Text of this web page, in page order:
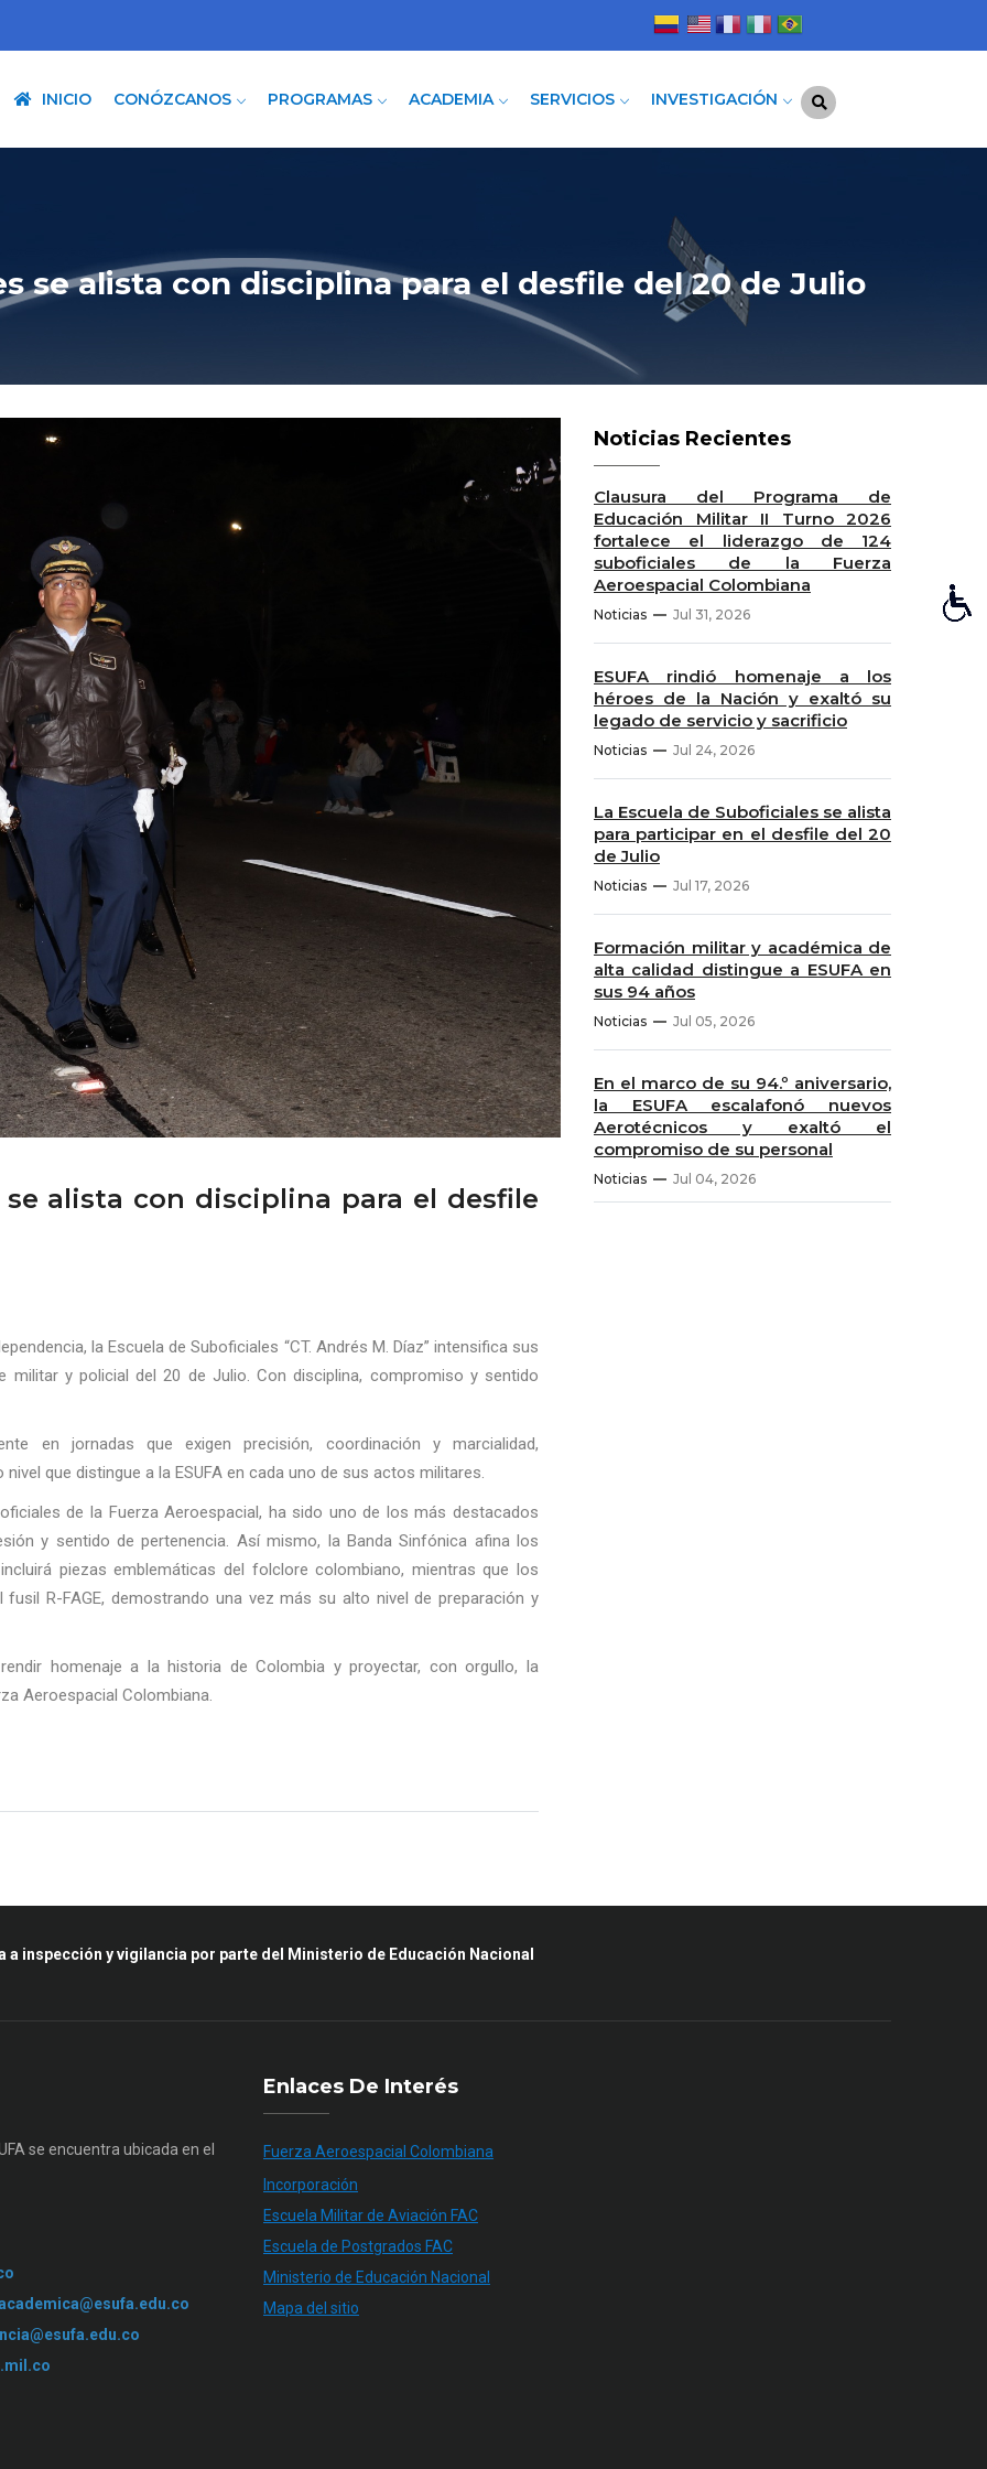
INICIO CONÓZCANOS PROGRAMAS ACADEMIA SERVICIOS INVESTIGACIÓN
se alista con disciplina para el desfile del 20 de Julio
se alista con disciplina para el desfile
la Escuela de Suboficiales “CT. Andrés M. Díaz” intensifica sus
militar y policial del 20 de Julio. Con disciplina, compromiso y sentido
en jornadas que exigen precisión, coordinación y marcialidad,
que distingue a la ESUFA en cada uno de sus actos militares.
de la Fuerza Aeroespacial, ha sido uno de los más destacados
y sentido de pertenencia. Así mismo, la Banda Sinfónica afina los
piezas emblemáticas del folclore colombiano, mientras que los
R-FAGE, demostrando una vez más su alto nivel de preparación y
homenaje a la historia de Colombia y proyectar, con orgullo, la
Aeroespacial Colombiana.
Noticias Recientes
Clausura del Programa de
Educación Militar II Turno 2026
fortalece el liderazgo de 124
suboficiales de la Fuerza
Aeroespacial Colombiana
Noticias Jul 31, 2026
ESUFA rindió homenaje a los
héroes de la Nación y exaltó su
legado de servicio y sacrificio
Noticias Jul 24, 2026
La Escuela de Suboficiales se alista
para participar en el desfile del 20
de Julio
Noticias Jul 17, 2026
Formación militar y académica de
alta calidad distingue a ESUFA en
sus 94 años
Noticias Jul 05, 2026
En el marco de su 94.º aniversario,
la ESUFA escalafonó nuevos
Aerotécnicos y exaltó el
compromiso de su personal
Noticias Jul 04, 2026
a inspección y vigilancia por parte del Ministerio de Educación Nacional
se encuentra ubicada en el
Enlaces De Interés
Fuerza Aeroespacial Colombiana
Incorporación
Escuela Militar de Aviación FAC
Escuela de Postgrados FAC
Ministerio de Educación Nacional
Mapa del sitio